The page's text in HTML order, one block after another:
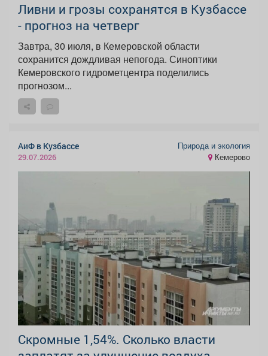
Ливни и грозы сохранятся в Кузбассе
- прогноз на четверг
Завтра, 30 июля, в Кемеровской области
сохранится дождливая непогода. Синоптики
Кемеровского гидрометцентра поделились
прогнозом...
АиФ в Кузбассе
29.07.2026
Природа и экология
Кемерово
Скромные 1,54%. Сколько власти